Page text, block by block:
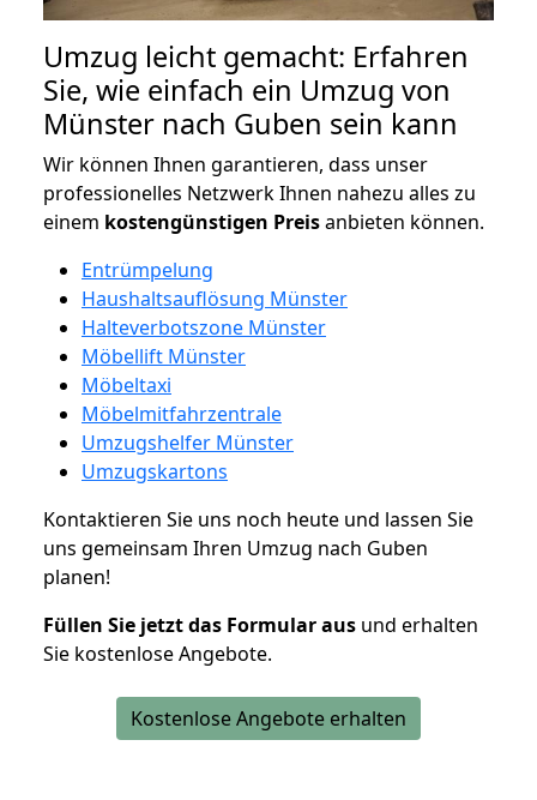
Umzug leicht gemacht: Erfahren
Sie, wie einfach ein Umzug von
Münster nach Guben sein kann
Wir können Ihnen garantieren, dass unser
professionelles Netzwerk Ihnen nahezu alles zu
einem kostengünstigen Preisanbieten können.
Entrümpelung
Haushaltsauflösung Münster
Halteverbotszone Münster
Möbellift Münster
Möbeltaxi
Möbelmitfahrzentrale
Umzugshelfer Münster
Umzugskartons
Kontaktieren Sie uns noch heute und lassen Sie
uns gemeinsam Ihren Umzug nach Guben
planen!
Füllen Sie jetzt das Formular aus und erhalten
Sie kostenlose Angebote.
Kostenlose Angebote erhalten